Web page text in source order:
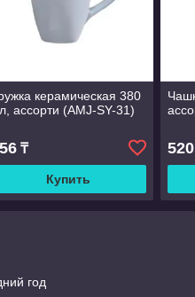
керамическая 380
ассорти (AMJ-SY-31)
₸
Купить
520
год